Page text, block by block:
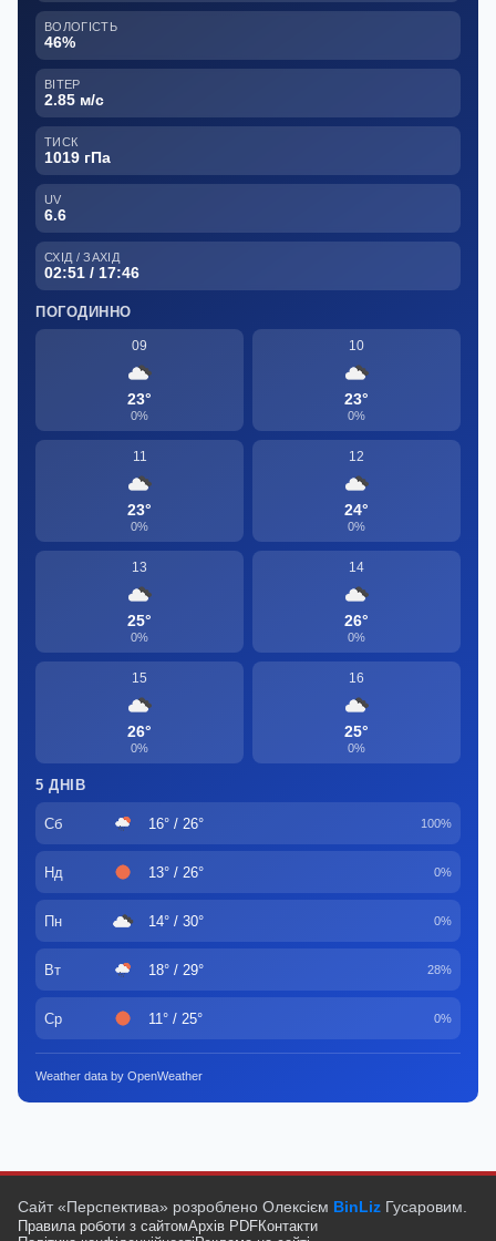
ВОЛОГІСТЬ
46%
ВІТЕР
2.85 м/с
ТИСК
1019 гПа
UV
6.6
СХІД / ЗАХІД
02:51 / 17:46
ПОГОДИННО
09
23°
0%
10
23°
0%
11
23°
0%
12
24°
0%
13
25°
0%
14
26°
0%
15
26°
0%
16
25°
0%
5 ДНІВ
Сб 16° / 26° 100%
Нд 13° / 26° 0%
Пн 14° / 30° 0%
Вт 18° / 29° 28%
Ср 11° / 25° 0%
Weather data by OpenWeather
Сайт «Перспектива» розроблено Олексієм BinLiz Гусаровим.
Правила роботи з сайтомАрхів PDFКонтакти